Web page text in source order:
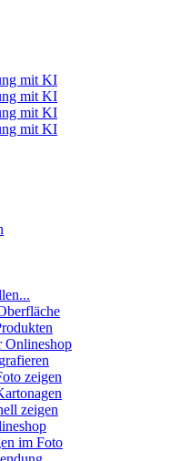
Onlineshop
zeigen
zeigen
im Foto